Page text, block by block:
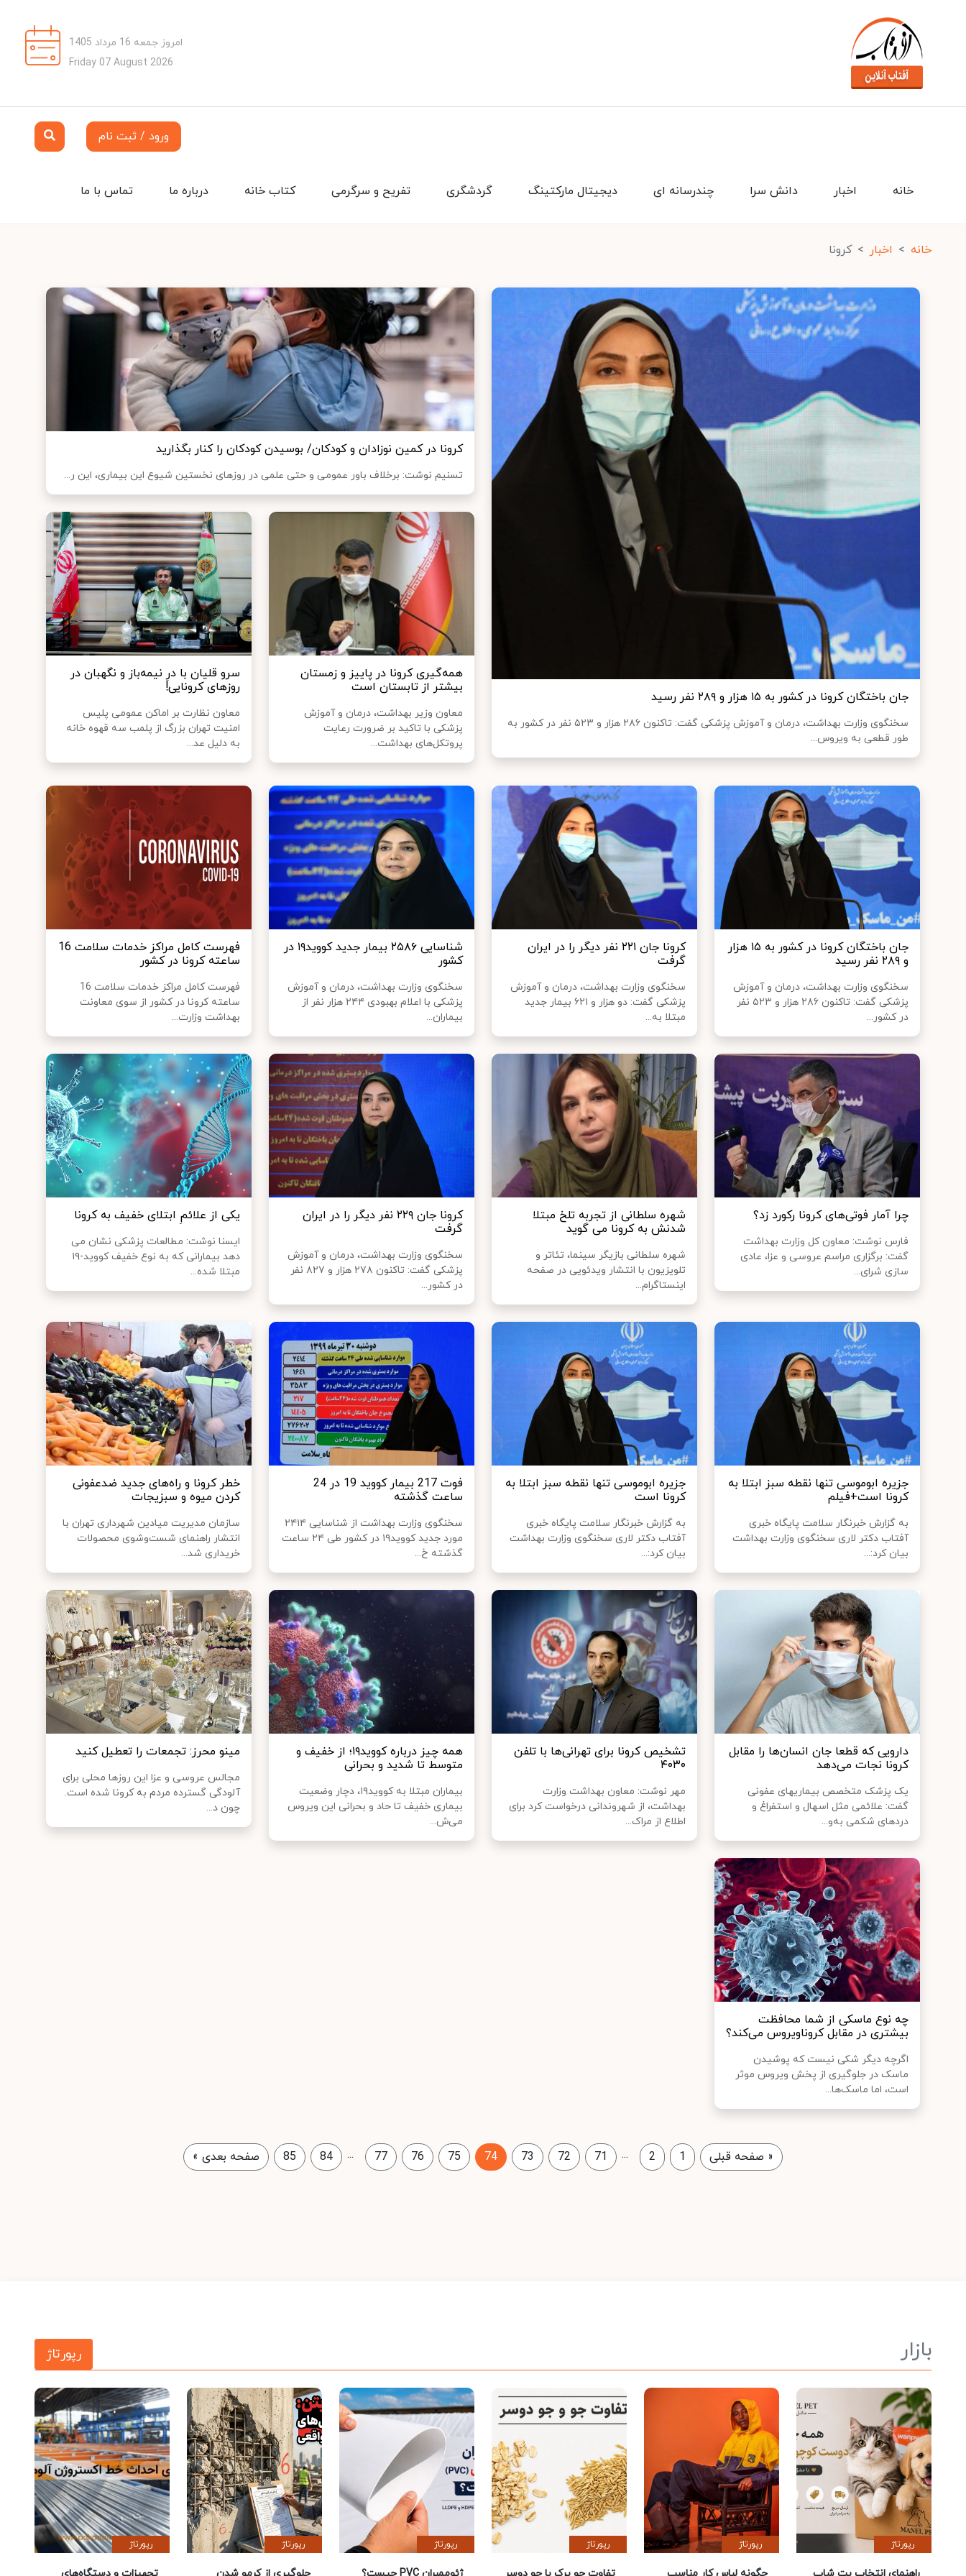
امروز جمعه 16 مرداد 1405
Friday 07 August 2026
ورود / ثبت نام
تماس با ما درباره ما کتاب خانه تفریح و سرگرمی گردشگری دیجیتال مارکتینگ چندرسانه ای دانش سرا اخبار خانه
خانه اخبار کرونا
جان باختگان کرونا در کشور به ۱۵ هزار و ۲۸۹ نفر رسید
سخنگوی وزارت بهداشت، درمان و آموزش پزشکی گفت: تاکنون ۲۸۶ هزار و ۵۲۳ نفر در کشور به
طور قطعی به ویروس...
کرونا در کمین نوزادان و کودکان/ بوسیدن کودکان را کنار بگذارید
تسنیم نوشت: برخلاف باور عمومی و حتی علمی در روزهای نخستین شیوع این بیماری، این ر...
همه‌گیری کرونا در پاییز و زمستان‌
بیشتر از تابستان است
معاون وزیر بهداشت، درمان و آموزش
پزشکی با تاکید بر ضرورت رعایت
پروتکل‌های بهداشت...
سرو قلیان با درِ نیمه‌باز و نگهبان در
روزهای کرونایی!
معاون نظارت بر اماکن عمومی پلیس
امنیت تهران بزرگ از پلمب سه قهوه خانه
به دلیل عد...
جان باختگان کرونا در کشور به ۱۵ هزار
و ۲۸۹ نفر رسید
سخنگوی وزارت بهداشت، درمان و آموزش
پزشکی گفت: تاکنون ۲۸۶ هزار و ۵۲۳ نفر
در کشور...
کرونا جان ۲۲۱ نفر دیگر را در ایران
گرفت
سخنگوی وزارت بهداشت، درمان و آموزش
پزشکی گفت: دو هزار و ۶۲۱ بیمار جدید
مبتلا به...
شناسایی ۲۵۸۶ بیمار جدید کووید۱۹ در
کشور
سخنگوی وزارت بهداشت، درمان و آموزش
پزشکی با اعلام بهبودی ۲۴۴ هزار نفر از
بیماران...
فهرست کامل مراکز خدمات سلامت 16
ساعته ‎کرونا در کشور
فهرست کامل مراکز خدمات سلامت 16
ساعته ‎کرونا در کشور از سوی معاونت
بهداشت وزارت...
چرا آمار فوتی‌های کرونا رکورد زد؟
فارس نوشت: معاون کل وزارت بهداشت
گفت: برگزاری مراسم‌ عروسی و عزا، عادی
سازی شرای...
شهره سلطانی از تجربه تلخ مبتلا
شدنش به کرونا می گوید
شهره سلطانی بازیگر سینما، تئاتر و
تلویزیون با انتشار ویدئویی در صفحه
اینستاگرام...
کرونا جان ۲۲۹ نفر دیگر را در ایران
گرفت
سخنگوی وزارت بهداشت، درمان و آموزش
پزشکی گفت: تاکنون ۲۷۸ هزار و ۸۲۷ نفر
در کشور...
یکی از علائمِ ابتلای خفیف به کرونا
ایسنا نوشت: مطالعات پزشکی نشان می
دهد بیمارانی که به نوع خفیف کووید-۱۹
مبتلا شده...
جزیره ابوموسی تنها نقطه سبز ابتلا به
کرونا است+فیلم
به گزارش خبرنگار سلامت پایگاه خبری
آفتاب دکتر لاری سخنگوی وزارت بهداشت
بیان کرد:...
جزیره ابوموسی تنها نقطه سبز ابتلا به
کرونا است
به گزارش خبرنگار سلامت پایگاه خبری
آفتاب دکتر لاری سخنگوی وزارت بهداشت
بیان کرد:...
فوت 217 بیمار کووید 19 در 24
ساعت گذشته
سخنگوی وزارت بهداشت از شناسایی ۲۴۱۴
مورد جدید کووید۱۹ در کشور طی ۲۴ ساعت
گذشته خ...
خطر کرونا و راه‌های جدید ضدعفونی
کردن میوه و سبزیجات
سازمان مدیریت میادین شهرداری تهران با
انتشار راهنمای شست‌وشوی محصولات
خریداری شد...
دارویی که قطعا جان انسان‌ها را مقابل
کرونا نجات می‌دهد
یک پزشک متخصص بیماریهای عفونی
گفت: علائمی مثل اسهال و استفراغ و
دردهای شکمی به‌و...
تشخیص کرونا برای تهرانی‌ها با تلفن
۴۰۳۰
مهر نوشت: معاون بهداشت وزارت
بهداشت، از شهروندانی درخواست کرد برای
اطلاع از مراک...
همه چیز درباره کووید۱۹؛ از خفیف و
متوسط تا شدید و بحرانی
بیماران مبتلا به کووید۱۹، دچار وضعیت‌
بیماری خفیف تا حاد و بحرانی این ویروس
می‌ش...
مینو محرز: تجمعات را تعطیل کنید
مجالس عروسی و عزا این روزها محلی برای
آلودگی گسترده مردم به کرونا شده است.
چون د...
چه نوع ماسکی از شما محافظت
بیشتری در مقابل کروناویروس می‌کند؟
اگرچه دیگر شکی نیست که پوشیدن
ماسک در جلوگیری از پخش ویروس موثر
است، اما ماسک‌ها...
« صفحه قبلی 1
2
...
71
72
73
74
75
76
77
...
84
85 صفحه بعدی »
بازار رپورتاژ
رپورتاژ رپورتاژ رپورتاژ رپورتاژ رپورتاژ رپورتاژ